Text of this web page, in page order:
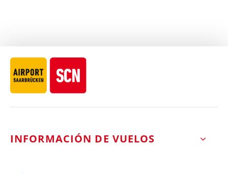
INFORMACIÓN DE VUELOS